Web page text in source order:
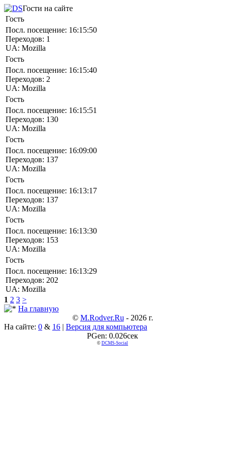
Гости на сайте
Гость
Посл. посещение: 16:15:50
Переходов: 1
UA: Mozilla
Гость
Посл. посещение: 16:15:40
Переходов: 2
UA: Mozilla
Гость
Посл. посещение: 16:15:51
Переходов: 130
UA: Mozilla
Гость
Посл. посещение: 16:09:00
Переходов: 137
UA: Mozilla
Гость
Посл. посещение: 16:13:17
Переходов: 137
UA: Mozilla
Гость
Посл. посещение: 16:13:30
Переходов: 153
UA: Mozilla
Гость
Посл. посещение: 16:13:29
Переходов: 202
UA: Mozilla
1 2 3 >
На главную
© M.rodver.ru - 2026 г.
На сайте: 0 & 16 | Версия для компьютера
PGen: 0.026сек
© DCMS-Social